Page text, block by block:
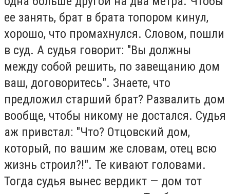
ее занять, брат в брата топором кинул,
хорошо, что промахнулся. Словом, пошли
в суд. А судья говорит: "Вы должны
между собой решить, по завещанию дом
ваш, договоритесь". Знаете, что
предложил старший брат? Развалить дом
вообще, чтобы никому не достался. Судья
аж привстал: "Что? Отцовский дом,
который, по вашим же словам, отец всю
жизнь строил?!". Те кивают головами.
Тогда судья вынес вердикт — дом тот